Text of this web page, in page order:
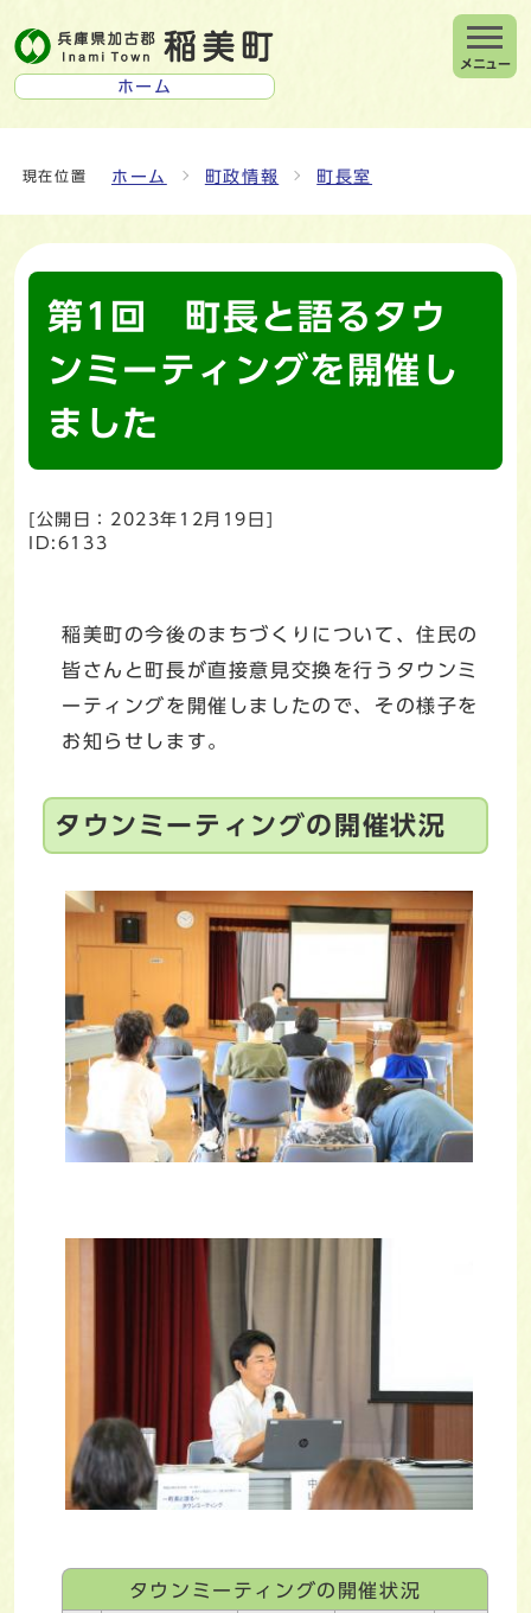
ホーム
メニュー
現在位置 ホーム 町政情報 町長室
第1回 町長と語るタウ
ンミーティングを開催し
ました
[公開日： 2023年12月19日 ]
ID:6133
稲美町の今後のまちづくりについて、住民の
皆さんと町長が直接意見交換を行うタウンミ
ーティングを開催しましたので、その様子を
お知らせします。
タウンミーティングの開催状況
タウンミーティングの開催状況